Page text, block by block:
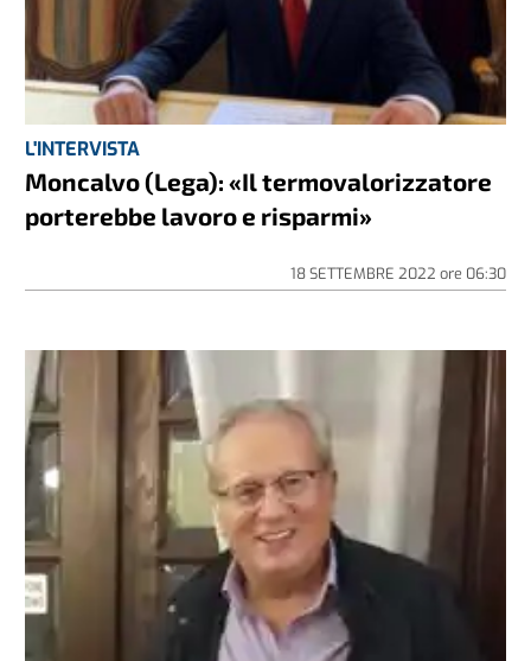
L'INTERVISTA
Moncalvo (Lega): «Il termovalorizzatore
porterebbe lavoro e risparmi»
18 SETTEMBRE 2022 ore 06:30